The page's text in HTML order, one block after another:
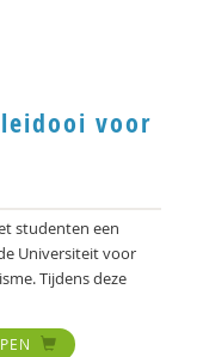
voor
studenten een
Universiteit voor
Tijdens deze